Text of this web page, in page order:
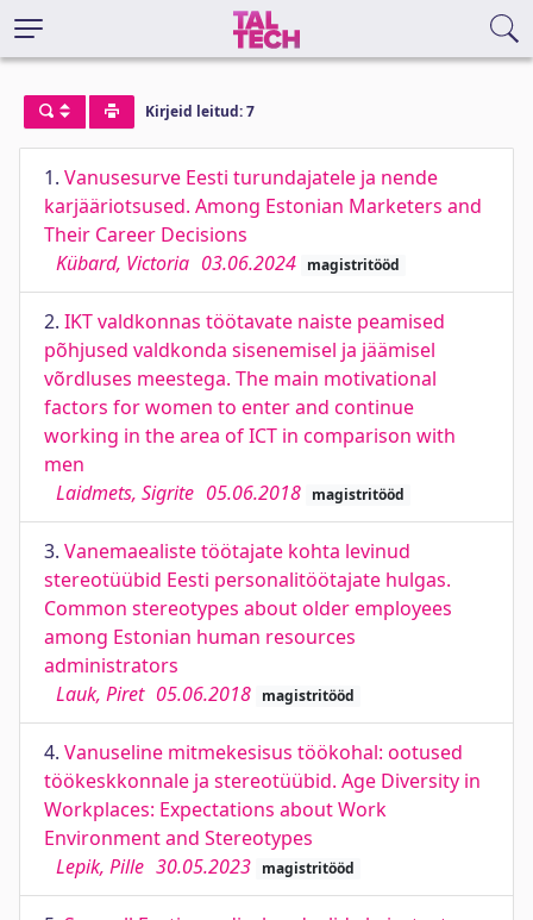
Kirjeid leitud: 7
1. Vanusesurve Eesti turundajatele ja nende
karjääriotsused. Among Estonian Marketers and
Their Career Decisions
Kübard, Victoria 03.06.2024 magistritööd
2. IKT valdkonnas töötavate naiste peamised
põhjused valdkonda sisenemisel ja jäämisel
võrdluses meestega. The main motivational
factors for women to enter and continue
working in the area of ICT in comparison with
men
Laidmets, Sigrite 05.06.2018 magistritööd
3. Vanemaealiste töötajate kohta levinud
stereotüübid Eesti personalitöötajate hulgas.
Common stereotypes about older employees
among Estonian human resources
administrators
Lauk, Piret 05.06.2018 magistritööd
4. Vanuseline mitmekesisus töökohal: ootused
töökeskkonnale ja stereotüübid. Age Diversity in
Workplaces: Expectations about Work
Environment and Stereotypes
Lepik, Pille 30.05.2023 magistritööd